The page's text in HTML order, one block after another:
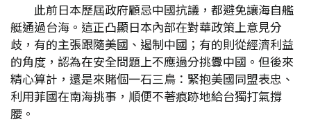
此前日本歷屆政府顧忌中國抗議，都避免讓海自艦
艇通過台海。這正凸顯日本內部在對華政策上意見分
歧，有的主張跟隨美國、遏制中國；有的則從經濟利益
的角度，認為在安全問題上不應過分挑釁中國。但後來
精心算計，還是來賭個一石三鳥：緊抱美國同盟表忠、
利用菲國在南海挑事，順便不著痕跡地給台獨打氣撐
腰。